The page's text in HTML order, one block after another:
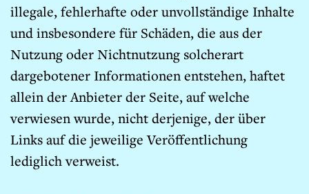
illegale, fehlerhafte oder unvollständige Inhalte
und insbesondere für Schäden, die aus der
Nutzung oder Nichtnutzung solcherart
dargebotener Informationen entstehen, haftet
allein der Anbieter der Seite, auf welche
verwiesen wurde, nicht derjenige, der über
Links auf die jeweilige Veröffentlichung
lediglich verweist.